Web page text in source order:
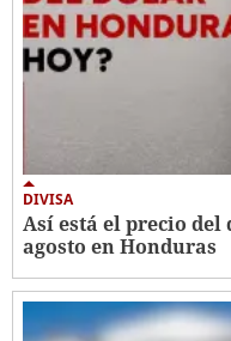
DIVISA
Así está el precio del
agosto en Honduras